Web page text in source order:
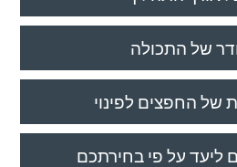
של התכולה
של החפצים לפינוי
ליעד על פי בחירתכם